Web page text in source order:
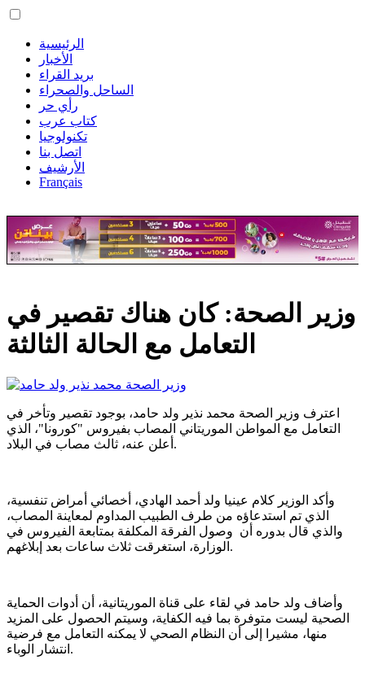
الرئيسية
الأخبار
بريد القراء
الساحل والصحراء
رأي حر
كتاب عرب
تكنولوجيا
اتصل بنا
الأرشيف
Français
وزير الصحة: كان هناك تقصير في
التعامل مع الحالة الثالثة
اعترف وزير الصحة محمد نذير ولد حامد، بوجود تقصير وتأخر في
التعامل مع المواطن الموريتاني المصاب بفيروس "كورونا"، الذي
أعلن عنه، ثالث مصاب في البلاد.
وأكد الوزير كلام عينيا ولد أحمد الهادي، أخصائي أمراض تنفسية،
الذي تم استدعاؤه من طرف الطبيب المداوم لمعاينة المصاب،
والذي قال بدوره أن وصول الفرقة المكلفة بمتابعة الفيروس في
الوزارة، استغرقت ثلاث ساعات بعد إبلاغهم.
وأضاف ولد حامد في لقاء على قناة الموريتانية، أن أدوات الحماية
الصحية ليست متوفرة بما فيه الكفاية، وسيتم الحصول على المزيد
منها، مشيرا إلى أن النظام الصحي لا يمكنه التعامل مع فرضية
انتشار الوباء.